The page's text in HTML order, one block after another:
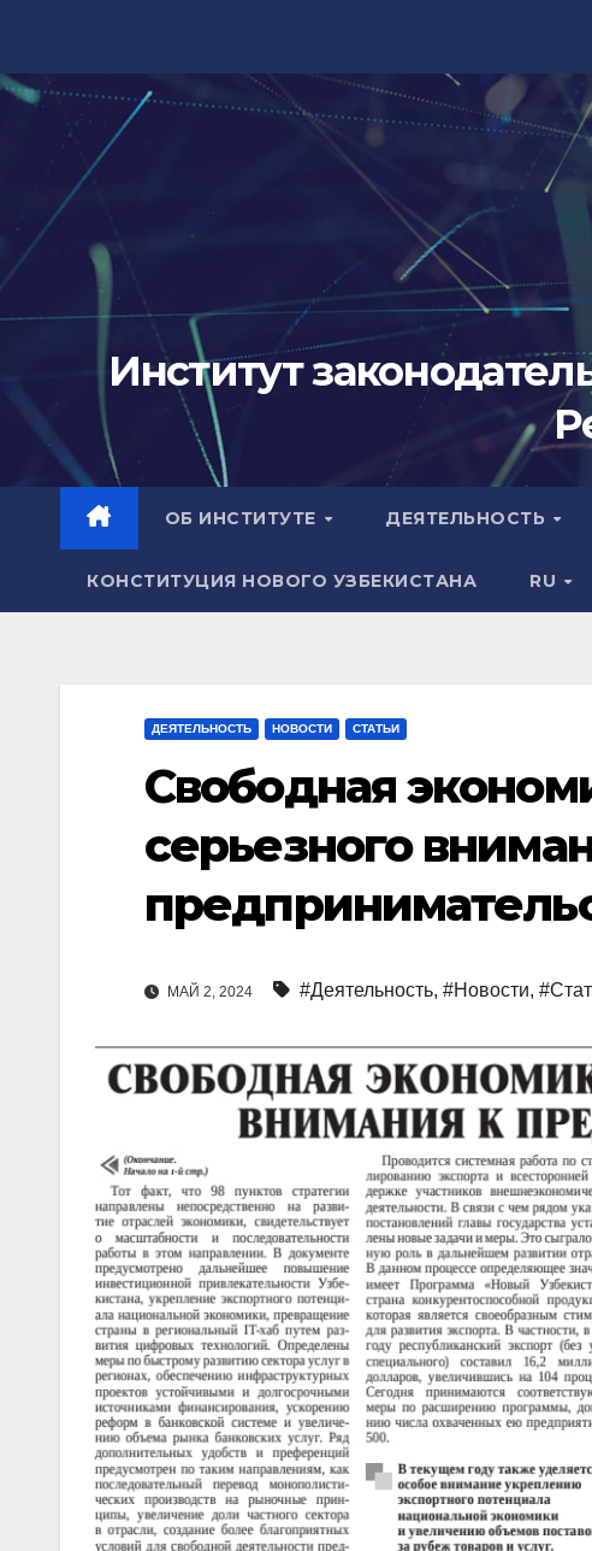
content
Институт
ОБ ИНСТИТУТЕ ДЕЯТЕЛЬНОСТЬ
КОНСТИТУЦИЯ НОВОГО УЗБЕКИСТАНА RU
ДЕЯТЕЛЬНОСТЬ НОВОСТИ СТАТЬИ
Свободная
серьезного
МАЙ 2, 2024 #Деятельность, #Новости,